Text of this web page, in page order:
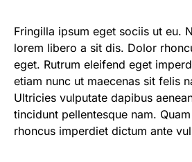
Fringilla ipsum eget sociis ut eu.
lorem libero a sit dis. Dolor
eget. Rutrum eleifend eget
etiam nunc ut maecenas sit felis
Ultricies vulputate dapibus
tincidunt pellentesque nam.
rhoncus imperdiet dictum ante